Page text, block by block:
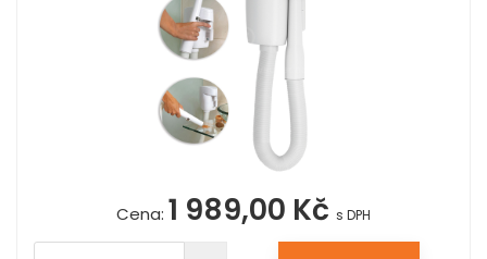
Cena: 1 989,00 Kč s DPH